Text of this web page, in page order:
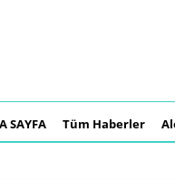
SAYFA Tüm Haberler